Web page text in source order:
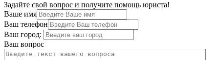
Задайте свой вопрос и получите помощь юриста!
Ваше имя
Ваш телефон
Ваш город:
Ваш вопрос